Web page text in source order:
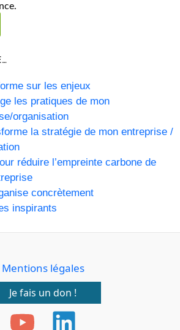
sur les enjeux
les pratiques de mon
organisation
la stratégie de mon entreprise /
réduire l’empreinte carbone de
concrètement
inspirants
Mentions légales
Je fais un don !